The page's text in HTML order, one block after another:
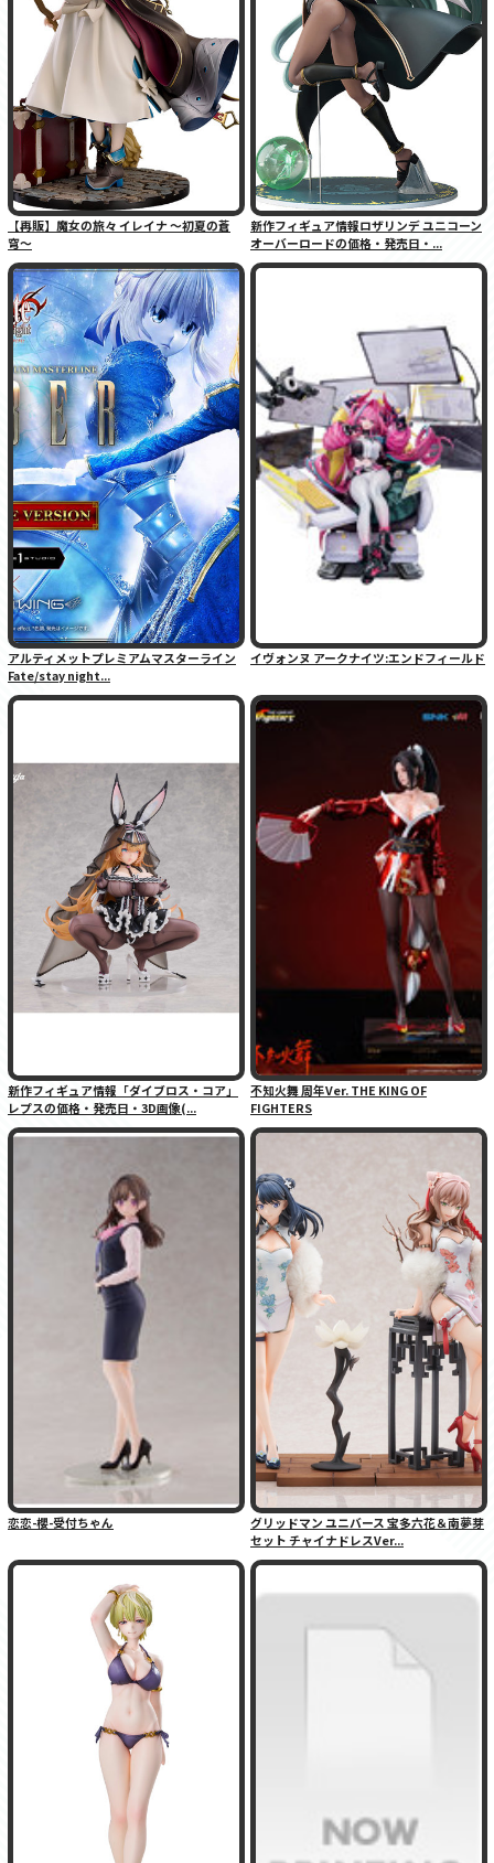
【再販】魔女の旅々 イレイナ 〜初夏の蒼
穹〜
新作フィギュア情報ロザリンデ ユニコーン
オーバーロードの価格・発売日・...
アルティメットプレミアムマスターライン
Fate/stay night...
イヴォンヌ アークナイツ:エンドフィールド
新作フィギュア情報「ダイブロス・コア」
レプスの価格・発売日・3D画像(...
不知火舞 周年Ver. THE KING OF
FIGHTERS
恋恋-櫻-受付ちゃん
グリッドマン ユニバース 宝多六花＆南夢芽
セット チャイナドレスVer...